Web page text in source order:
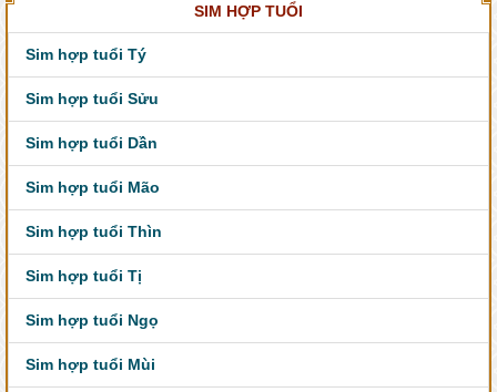
SIM HỢP TUỔI
Sim hợp tuổi Tý
Sim hợp tuổi Sửu
Sim hợp tuổi Dần
Sim hợp tuổi Mão
Sim hợp tuổi Thìn
Sim hợp tuổi Tị
Sim hợp tuổi Ngọ
Sim hợp tuổi Mùi